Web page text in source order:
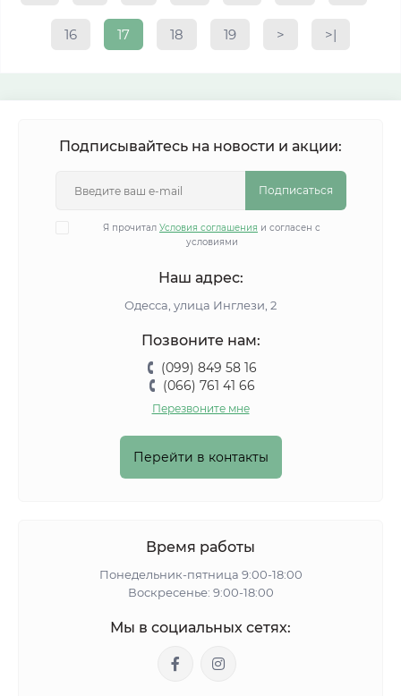
16 17 18 19 > >|
Подписывайтесь на новости и акции:
Подписаться
Я прочитал Условия соглашения и согласен с
условиями
Наш адрес:
Одесса, улица Инглези, 2
Позвоните нам:
(099) 849 58 16
(066) 761 41 66
Перезвоните мне
Перейти в контакты
Время работы
Понедельник-пятница 9:00-18:00
Воскресенье: 9:00-18:00
Мы в социальных сетях: